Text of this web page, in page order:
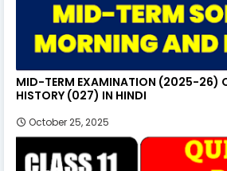
MID-TERM EXAMINATION (2025-26)
HISTORY (027) IN HINDI
October 25, 2025